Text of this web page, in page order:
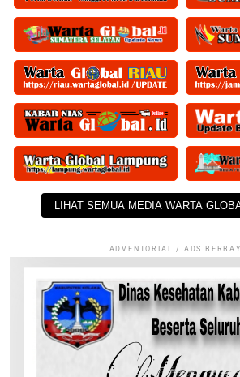
LIHAT SEMUA MEDIA WARTA
ADVENTORIAL / ADS